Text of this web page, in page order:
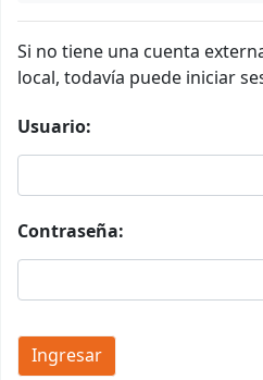
Si no tiene una cuenta
local, todavía puede iniciar
Usuario:
Contraseña: